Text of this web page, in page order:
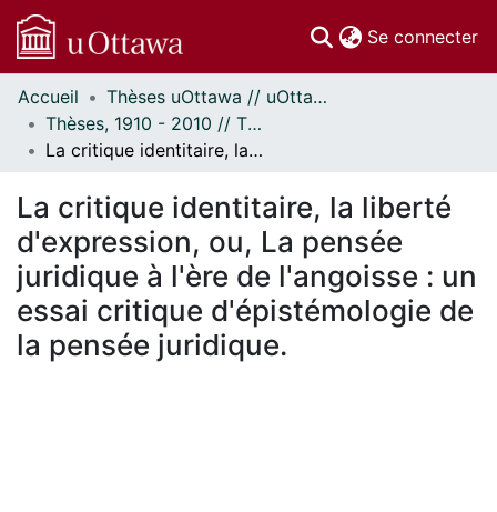
Se connecter
Communautés
et collections
Parcourir
À propos
Accueil
Thèses uOttawa // uOttawa Theses
Thèses, 1910 - 2010 // Theses, 1910 - 2010
La critique identitaire, la liberté d'expression, ou, La pensée juridique à l'ère de l'angoisse : un essai critique d'épistémologie de la pensée juridique.
La critique identitaire, la liberté
d'expression, ou, La pensée
juridique à l'ère de l'angoisse : un
essai critique d'épistémologie de
la pensée juridique.